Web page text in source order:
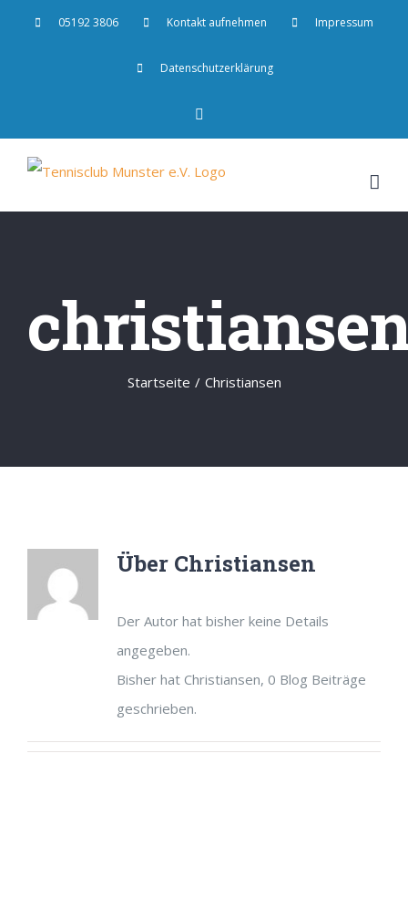
05192 3806 Kontakt aufnehmen Impressum
Datenschutzerklärung
Startseite / Christiansen
Über Christiansen
Der Autor hat bisher keine Details
angegeben.
Bisher hat Christiansen, 0 Blog Beiträge
geschrieben.